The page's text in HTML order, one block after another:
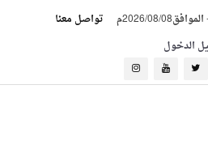
08/08م
تواصل معنا